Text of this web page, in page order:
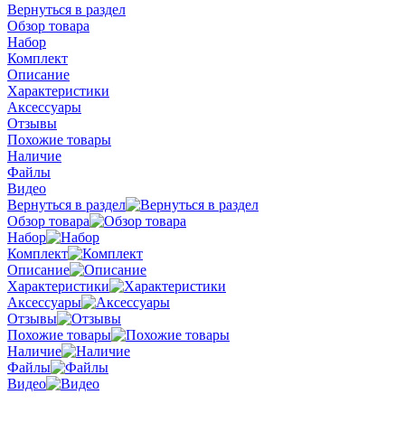
Вернуться в раздел
Обзор товара
Набор
Комплект
Описание
Характеристики
Аксессуары
Отзывы
Похожие товары
Наличие
Файлы
Видео
Вернуться в раздел
Обзор товара
Набор
Комплект
Описание
Характеристики
Аксессуары
Отзывы
Похожие товары
Наличие
Файлы
Видео